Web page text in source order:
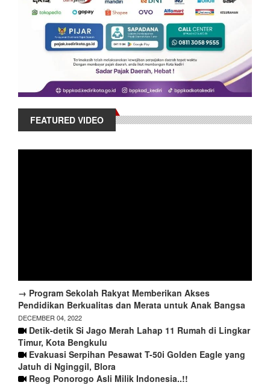
FEATURED VIDEO
→ Program Sekolah Rakyat Memberikan Akses
Pendidikan Berkualitas dan Merata untuk Anak Bangsa
DECEMBER 04, 2022
Detik-detik Si Jago Merah Lahap 11 Rumah di Lingkar
Timur, Kota Bengkulu
Evakuasi Serpihan Pesawat T-50i Golden Eagle yang
Jatuh di Nginggil, Blora
Reog Ponorogo Asli Milik Indonesia..!!